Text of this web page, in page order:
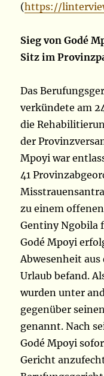
(https://
Sieg von Godé
Sitz im
Das
verkündete am
die
der
Mpoyi war
41
zu einem
Gentiny Ngobila
Godé Mpoyi
Abwesenheit
Urlaub befand.
wurden unter
gegenüber
genannt. Nach
Godé Mpoyi
Gericht